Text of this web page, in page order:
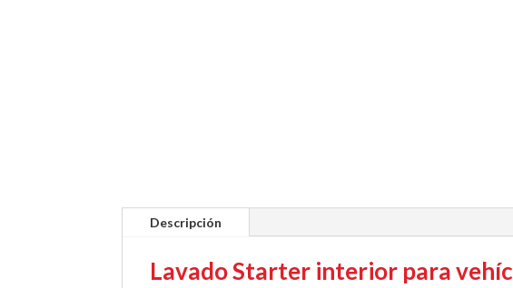
Descripción
Lavado Starter interior para